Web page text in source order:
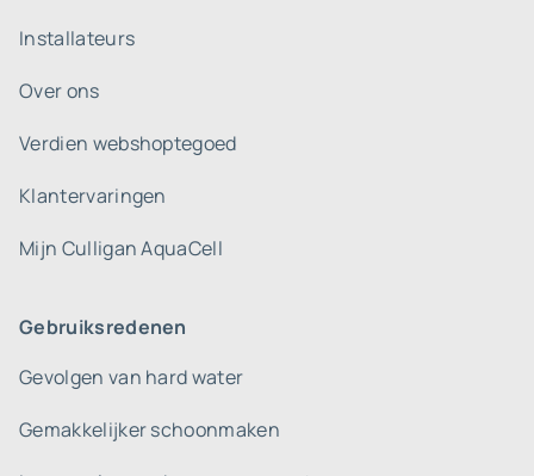
Installateurs
Over ons
Verdien webshoptegoed
Klantervaringen
Mijn Culligan AquaCell
Gebruiksredenen
Gevolgen van hard water
Gemakkelijker schoonmaken